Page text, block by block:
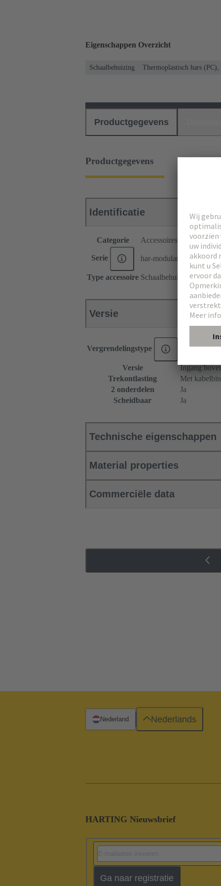
Eigenschappen Overzicht
Schaalbehuizing Thermoplastisch hars
Productgegevens
Productgegevens
Identificatie
Categorie Accessoires
Serie har-modular®
Type accessoire Schaalbehuizing
Versie
Vergrendelingstype Sluithendel
Versie
Ingang
Trekontlasting
Met
2 onderdelen
Ja
Scheidbaar
Ja
Technische eigenschappen
Material properties
Commerciële data
HARTING Nieuwsbrief
Ga naar registratie
Nederland Nederlands